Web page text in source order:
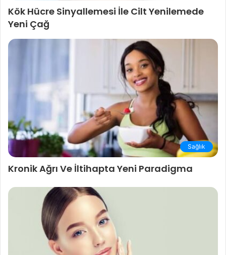
Kök Hücre Sinyallemesi İle Cilt Yenilemede
Yeni Çağ
Sağlık
Kronik Ağrı Ve İltihapta Yeni Paradigma